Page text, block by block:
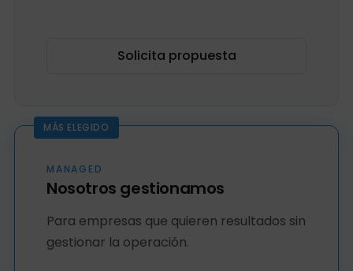
Solicita propuesta
MANAGED
Nosotros gestionamos
Para empresas que quieren resultados sin
gestionar la operación.